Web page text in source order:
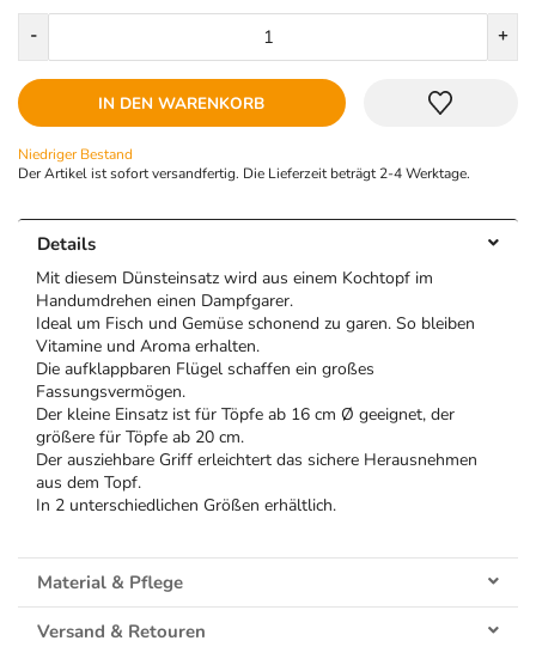
- +
IN DEN WARENKORB
Niedriger Bestand
Der Artikel ist sofort versandfertig. Die Lieferzeit beträgt 2-4 Werktage.
Details
Mit diesem Dünsteinsatz wird aus einem Kochtopf im
Handumdrehen einen Dampfgarer.
Ideal um Fisch und Gemüse schonend zu garen. So bleiben
Vitamine und Aroma erhalten.
Die aufklappbaren Flügel schaffen ein großes
Fassungsvermögen.
Der kleine Einsatz ist für Töpfe ab 16 cm Ø geeignet, der
größere für Töpfe ab 20 cm.
Der ausziehbare Griff erleichtert das sichere Herausnehmen
aus dem Topf.
In 2 unterschiedlichen Größen erhältlich.
Material & Pflege
Versand & Retouren